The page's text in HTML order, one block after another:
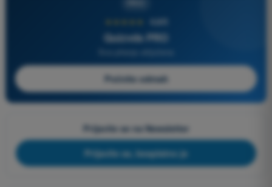
4,6/5
Quizvds PRO
Počnite odmah
Prijavite se na Newsletter
Prijavite se, besplatno je